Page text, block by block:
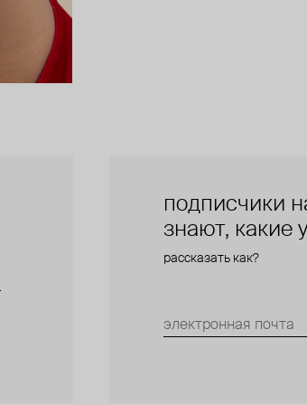
подписчики
знают, какие
рассказать как?